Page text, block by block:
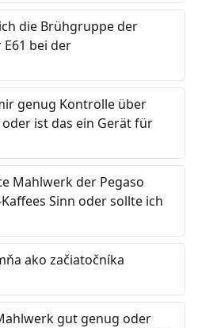
die Brühgruppe der
E61 bei der
genug Kontrolle über
ist das ein Gerät für
Mahlwerk der Pegaso
Sinn oder sollte ich
ako začiatočníka
gut genug oder